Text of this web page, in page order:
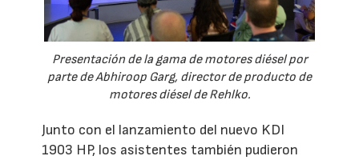
Presentación de la gama de motores diésel por
parte de Abhiroop Garg, director de producto de
motores diésel de Rehlko.
Junto con el lanzamiento del nuevo KDI
1903 HP, los asistentes también pudieron